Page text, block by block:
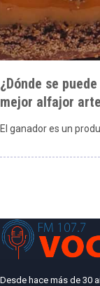
¿Dónde se
mejor alfajor
El ganador es un
Desde hace más de 30